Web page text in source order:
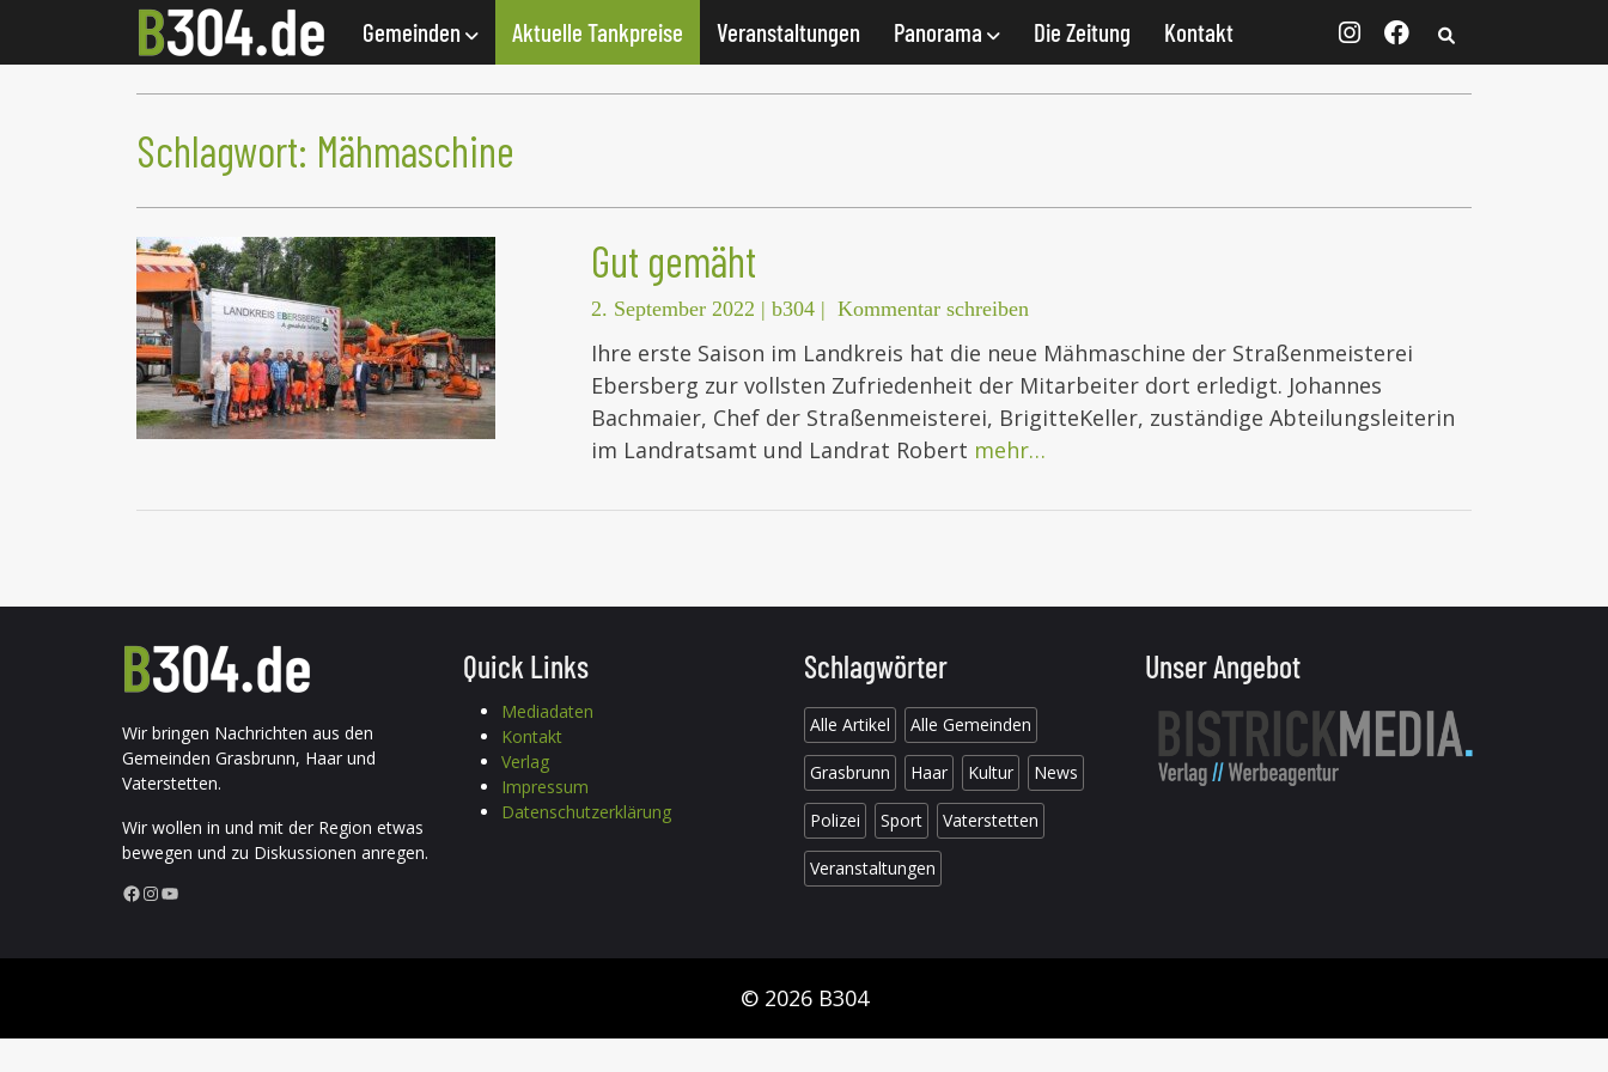
Gemeinden Aktuelle Tankpreise Veranstaltungen Panorama Die Zeitung Kontakt
Schlagwort: Mähmaschine
Gut gemäht
2. September 2022 | b304 | Kommentar schreiben
Ihre erste Saison im Landkreis hat die neue Mähmaschine der Straßenmeisterei
Ebersberg zur vollsten Zufriedenheit der Mitarbeiter dort erledigt. Johannes
Bachmaier, Chef der Straßenmeisterei, BrigitteKeller, zuständige Abteilungsleiterin
im Landratsamt und Landrat Robert mehr…
Wir bringen Nachrichten aus den
Gemeinden Grasbrunn, Haar und
Vaterstetten.
Wir wollen in und mit der Region etwas
bewegen und zu Diskussionen anregen.
Facebook InstagramYouTube
Quick Links
Mediadaten
Kontakt
Verlag
Impressum
Datenschutzerklärung
Schlagwörter
Alle Artikel Alle Gemeinden
Grasbrunn Haar Kultur News
Polizei Sport Vaterstetten
Veranstaltungen
Unser Angebot
© 2026 B304